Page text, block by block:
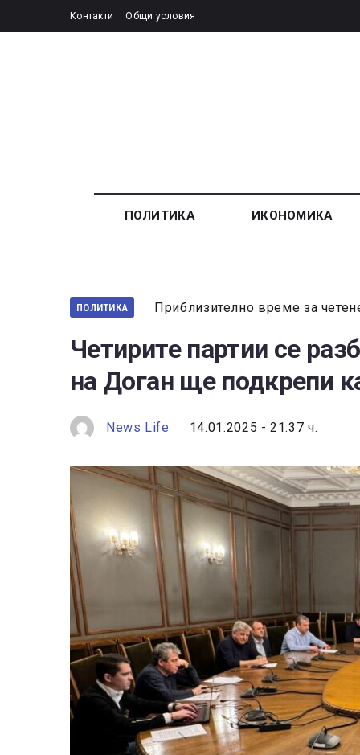
Контакти Общи условия
ПОЛИТИКА ИКОНОМИКА
ПОЛИТИКА Приблизително време за
Четирите партии се
на Доган ще подкрепи
News Life 14.01.2025 - 21:37 ч.